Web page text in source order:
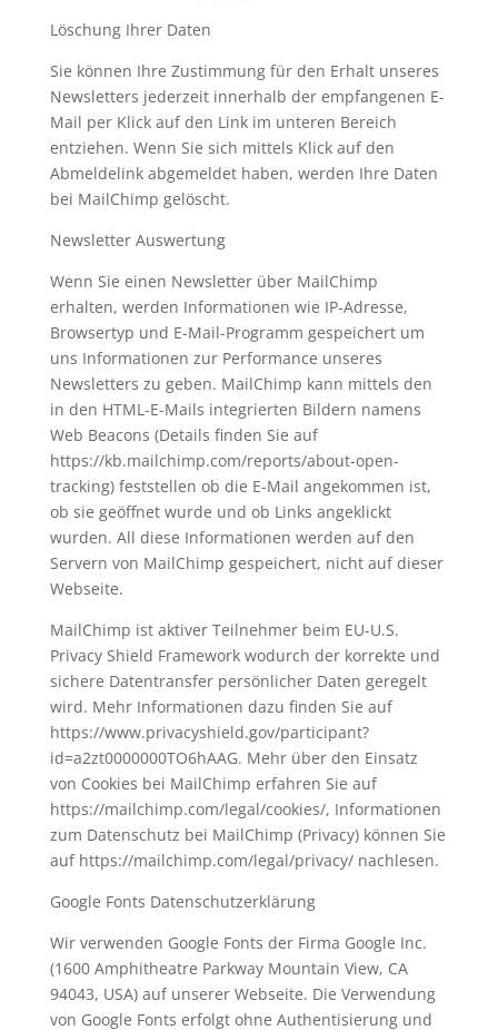
Löschung Ihrer Daten
Sie können Ihre Zustimmung für den Erhalt unseres
Newsletters jederzeit innerhalb der empfangenen E-
Mail per Klick auf den Link im unteren Bereich
entziehen. Wenn Sie sich mittels Klick auf den
Abmeldelink abgemeldet haben, werden Ihre Daten
bei MailChimp gelöscht.
Newsletter Auswertung
Wenn Sie einen Newsletter über MailChimp
erhalten, werden Informationen wie IP-Adresse,
Browsertyp und E-Mail-Programm gespeichert um
uns Informationen zur Performance unseres
Newsletters zu geben. MailChimp kann mittels den
in den HTML-E-Mails integrierten Bildern namens
Web Beacons (Details finden Sie auf
https://kb.mailchimp.com/reports/about-open-
tracking) feststellen ob die E-Mail angekommen ist,
ob sie geöffnet wurde und ob Links angeklickt
wurden. All diese Informationen werden auf den
Servern von MailChimp gespeichert, nicht auf dieser
Webseite.
MailChimp ist aktiver Teilnehmer beim EU-U.S.
Privacy Shield Framework wodurch der korrekte und
sichere Datentransfer persönlicher Daten geregelt
wird. Mehr Informationen dazu finden Sie auf
https://www.privacyshield.gov/participant?
id=a2zt0000000TO6hAAG. Mehr über den Einsatz
von Cookies bei MailChimp erfahren Sie auf
https://mailchimp.com/legal/cookies/, Informationen
zum Datenschutz bei MailChimp (Privacy) können Sie
auf https://mailchimp.com/legal/privacy/ nachlesen.
Google Fonts Datenschutzerklärung
Wir verwenden Google Fonts der Firma Google Inc.
(1600 Amphitheatre Parkway Mountain View, CA
94043, USA) auf unserer Webseite. Die Verwendung
von Google Fonts erfolgt ohne Authentisierung und